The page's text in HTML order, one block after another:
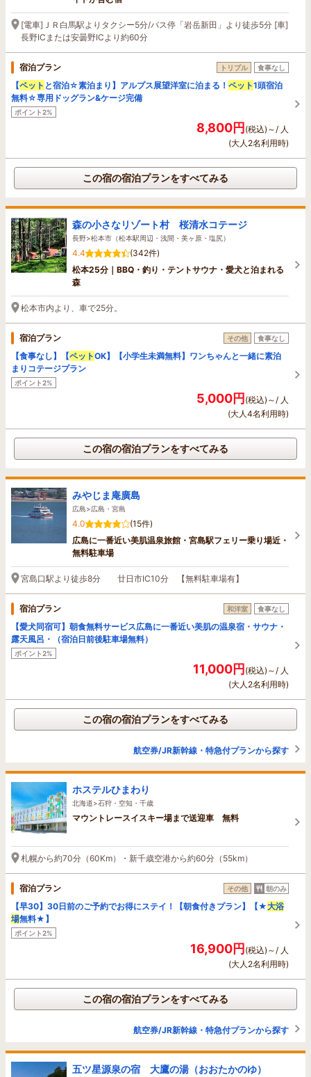
[電車]ＪＲ白馬駅よりタクシー5分/バス停「岩岳新田」より徒歩5分 [車]
長野ICまたは安曇野ICより約60分
宿泊プラン トリプル 食事なし
【ペット と宿泊☆素泊まり】アルプス展望洋室に泊まる！ ペット1頭宿泊
無料☆専用ドッグラン&ケージ完備
ポイント2%
8,800円(税込)～/ 人
(大人2名利用時)
この宿の宿泊プランをすべてみる
森の小さなリゾート村 桜清水コテージ
長野>松本市（松本駅周辺・浅間・美ヶ原・塩尻）
4.4
(342件)
松本25分｜BBQ・釣り・テントサウナ・愛犬と泊まれる
森
松本市内より、車で25分。
宿泊プラン その他 食事なし
【食事なし】【ペットOK】【小学生未満無料】ワンちゃんと一緒に素泊
まりコテージプラン
ポイント2%
5,000円(税込)～/ 人
(大人4名利用時)
この宿の宿泊プランをすべてみる
みやじま庵廣島
広島>広島・宮島
4.0
(15件)
広島に一番近い美肌温泉旅館・宮島駅フェリー乗り場近・
無料駐車場
宮島口駅より徒歩8分 廿日市IC10分 【無料駐車場有】
宿泊プラン 和洋室 食事なし
【愛犬同宿可】朝食無料サービス広島に一番近い美肌の温泉宿・サウナ・
露天風呂・（宿泊日前後駐車場無料）
ポイント2%
11,000円(税込)～/ 人
(大人2名利用時)
この宿の宿泊プランをすべてみる
航空券/JR新幹線・特急付プランから探す
ホステルひまわり
北海道>石狩・空知・千歳
マウントレースイスキー場まで送迎車 無料
札幌から約70分（60Km）・新千歳空港から約60分（55km）
宿泊プラン その他 朝のみ
【早30】30日前のご予約でお得にステイ！【朝食付きプラン】【★大浴
場無料★】
ポイント2%
16,900円(税込)～/ 人
(大人2名利用時)
この宿の宿泊プランをすべてみる
航空券/JR新幹線・特急付プランから探す
五ツ星源泉の宿 大鷹の湯（おおたかのゆ）